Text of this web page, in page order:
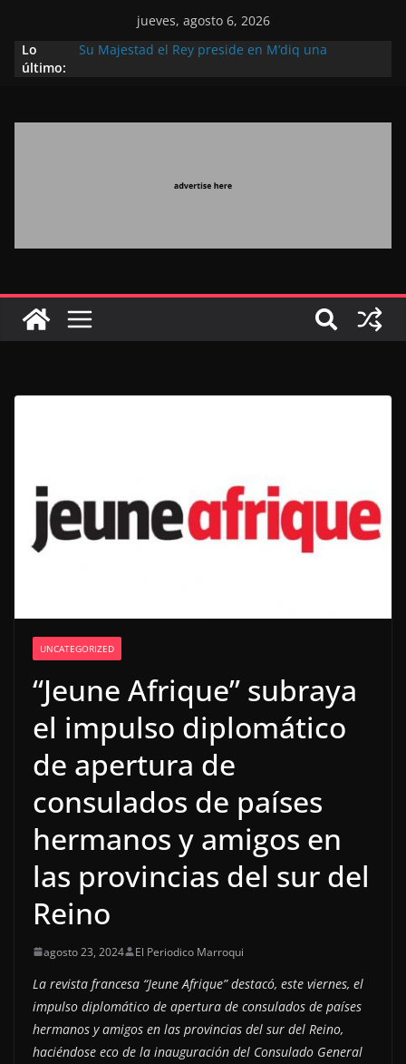
jueves, agosto 6, 2026
Lo
último:
Su Majestad el Rey preside en M’diq una
llegada masiva de marroquíes residentes en el
Marruecos gracias a una visión estratégica
destinada a consolidar la posición de Marruecos
El Discurso Real, un mensaje portador de
esperanza y confianza en el futuro (académico
español)
UNCATEGORIZED
“Jeune Afrique” subraya
el impulso diplomático
de apertura de
consulados de países
hermanos y amigos en
las provincias del sur del
Reino
agosto 23, 2024 El Periodico Marroqui
La revista francesa “Jeune Afrique” destacó, este viernes, el
impulso diplomático de apertura de consulados de países
hermanos y amigos en las provincias del sur del Reino,
haciéndose eco de la inauguración del Consulado General